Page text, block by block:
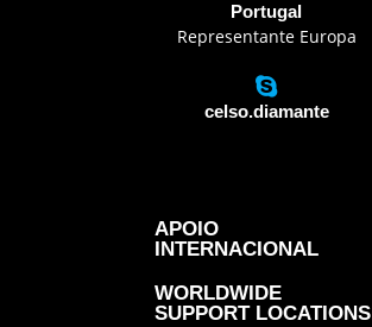
Portugal
Representante Europa
celso.diamante
APOIO
INTERNACIONAL
WORLDWIDE
SUPPORT LOCATIONS